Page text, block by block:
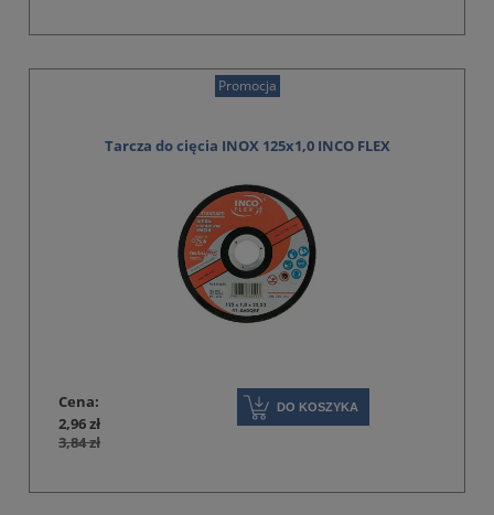
Tarcza do cięcia INOX 125x1,0 INCO FLEX
Cena:
2,96 zł
3,84 zł
DO KOSZYKA
Promocja